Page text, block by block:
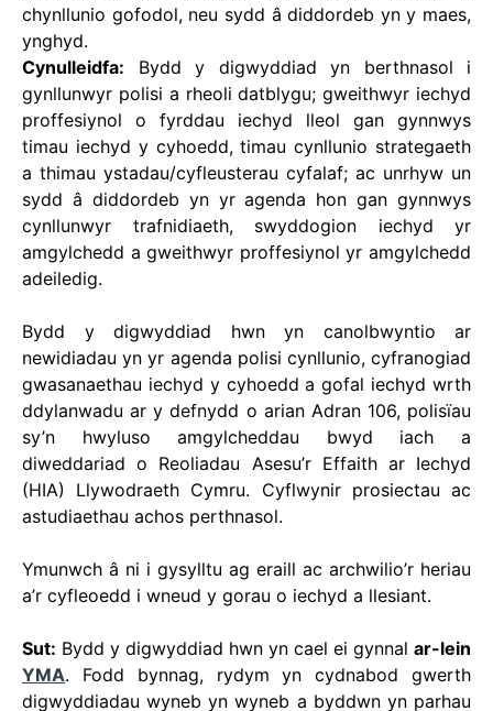
chynllunio gofodol, neu sydd â diddordeb yn y maes,
ynghyd.
Cynulleidfa: Bydd y digwyddiad yn berthnasol i
gynllunwyr polisi a rheoli datblygu; gweithwyr iechyd
proffesiynol o fyrddau iechyd lleol gan gynnwys
timau iechyd y cyhoedd, timau cynllunio strategaeth
a thimau ystadau/cyfleusterau cyfalaf; ac unrhyw un
sydd â diddordeb yn yr agenda hon gan gynnwys
cynllunwyr trafnidiaeth, swyddogion iechyd yr
amgylchedd a gweithwyr proffesiynol yr amgylchedd
adeiledig.
Bydd y digwyddiad hwn yn canolbwyntio ar
newidiadau yn yr agenda polisi cynllunio, cyfranogiad
gwasanaethau iechyd y cyhoedd a gofal iechyd wrth
ddylanwadu ar y defnydd o arian Adran 106, polisïau
sy’n hwyluso amgylcheddau bwyd iach a
diweddariad o Reoliadau Asesu’r Effaith ar Iechyd
(HIA) Llywodraeth Cymru. Cyflwynir prosiectau ac
astudiaethau achos perthnasol.
Ymunwch â ni i gysylltu ag eraill ac archwilio’r heriau
a’r cyfleoedd i wneud y gorau o iechyd a llesiant.
Sut: Bydd y digwyddiad hwn yn cael ei gynnal ar-lein
YMA. Fodd bynnag, rydym yn cydnabod gwerth
digwyddiadau wyneb yn wyneb a byddwn yn parhau